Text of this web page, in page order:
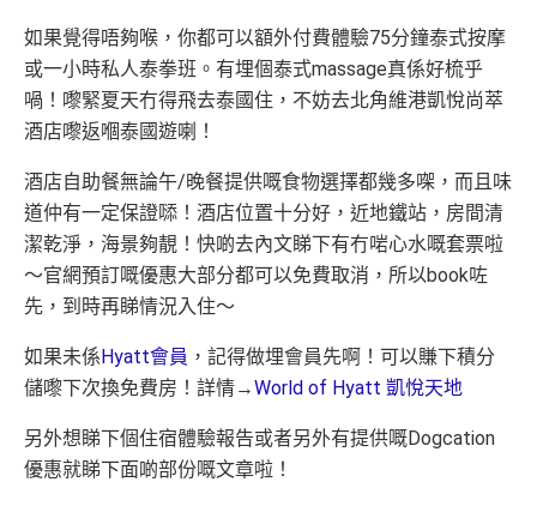
如果覺得唔夠喉，你都可以額外付費體驗75分鐘泰式按摩
或一小時私人泰拳班。有埋個泰式massage真係好梳乎
喎！嚟緊夏天冇得飛去泰國住，不妨去北角維港凱悅尚萃
酒店嚟返嗰泰國遊喇！
酒店自助餐無論午/晚餐提供嘅食物選擇都幾多㗎，而且味
道仲有一定保證𠻹！酒店位置十分好，近地鐵站，房間清
潔乾淨，海景夠靚！快啲去內文睇下有冇啱心水嘅套票啦
～官網預訂嘅優惠大部分都可以免費取消，所以book咗
先，到時再睇情況入住～
如果未係Hyatt會員 ，記得做埋會員先啊！可以賺下積分
儲嚟下次換免費房！詳情→World of Hyatt 凱悅天地
另外想睇下個住宿體驗報告或者另外有提供嘅Dogcation
優惠就睇下面啲部份嘅文章啦！